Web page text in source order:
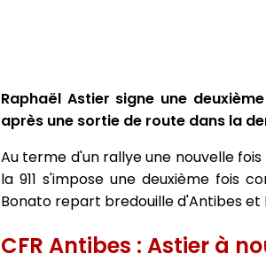
Raphaël Astier signe une
après une sortie de route dans la
Au terme d'un rallye une nouvelle
la 911 s'impose une deuxième fois
Bonato repart bredouille d'Antibes
CFR Antibes : Astier à